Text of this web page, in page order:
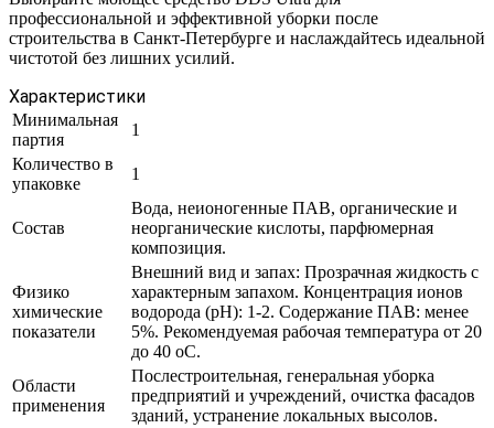
профессиональной и эффективной уборки после
строительства в Санкт-Петербурге и наслаждайтесь идеальной
чистотой без лишних усилий.
Характеристики
Минимальная
партия
1
Количество в
упаковке
1
Состав
Вода, неионогенные ПАВ, органические и
неорганические кислоты, парфюмерная
композиция.
Физико
химические
показатели
Внешний вид и запах: Прозрачная жидкость с
характерным запахом. Концентрация ионов
водорода (рН): 1-2. Содержание ПАВ: менее
5%. Рекомендуемая рабочая температура от 20
до 40 оС.
Области
применения
Послестроительная, генеральная уборка
предприятий и учреждений, очистка фасадов
зданий, устранение локальных высолов.